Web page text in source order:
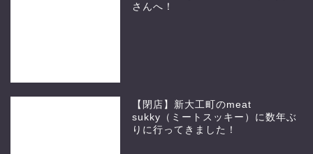
さんへ！
【閉店】新大工町のmeat
sukky（ミートスッキー）に数年ぶ
りに行ってきました！